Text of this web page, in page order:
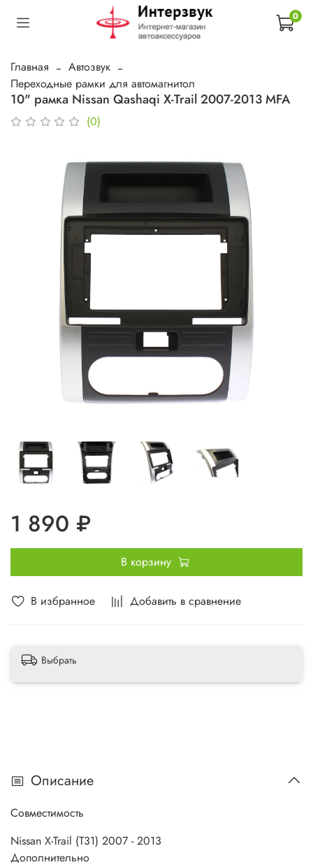
0
Главная
Автозвук
Переходные рамки для автомагнитол
10" рамка Nissan Qashaqi X-Trail 2007-2013 MFA
(0)
В избранное Добавить в сравнение
1 890 ₽
В корзину
Выбрать
Описание
Совместимость
Nissan X-Trail (T31) 2007 - 2013
Дополнительно